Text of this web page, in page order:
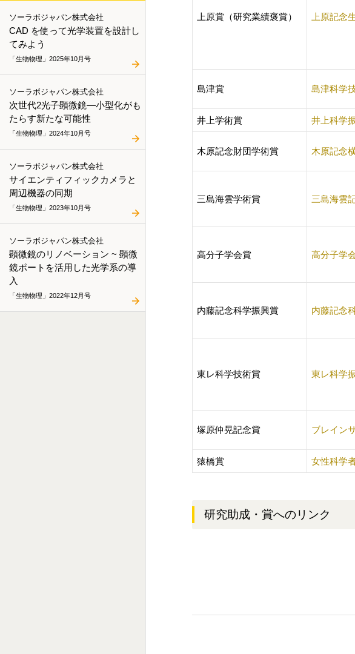
ソーラボジャパン株式会社
CAD を使って光学装置を設計し
てみよう
「生物物理」2025年10月号
ソーラボジャパン株式会社
次世代2光子顕微鏡―小型化がも
たらす新たな可能性
「生物物理」2024年10月号
ソーラボジャパン株式会社
サイエンティフィックカメラと
周辺機器の同期
「生物物理」2023年10月号
ソーラボジャパン株式会社
顕微鏡のリノベーション ~ 顕微
鏡ポートを活用した光学系の導
入
「生物物理」2022年12月号
上原賞（研究業績褒賞） 上原記念
島津賞 島津科学
井上学術賞 井上科学
木原記念財団学術賞 木原記念
三島海雲学術賞 三島海雲
高分子学会賞 高分子学
内藤記念科学振興賞 内藤記念
東レ科学技術賞 東レ科学
塚原仲晃記念賞 ブレイン
猿橋賞 女性科学
研究助成・賞へのリンク